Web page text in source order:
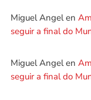
Miguel Angelen
seguir a final do
Miguel Angelen
seguir a final do